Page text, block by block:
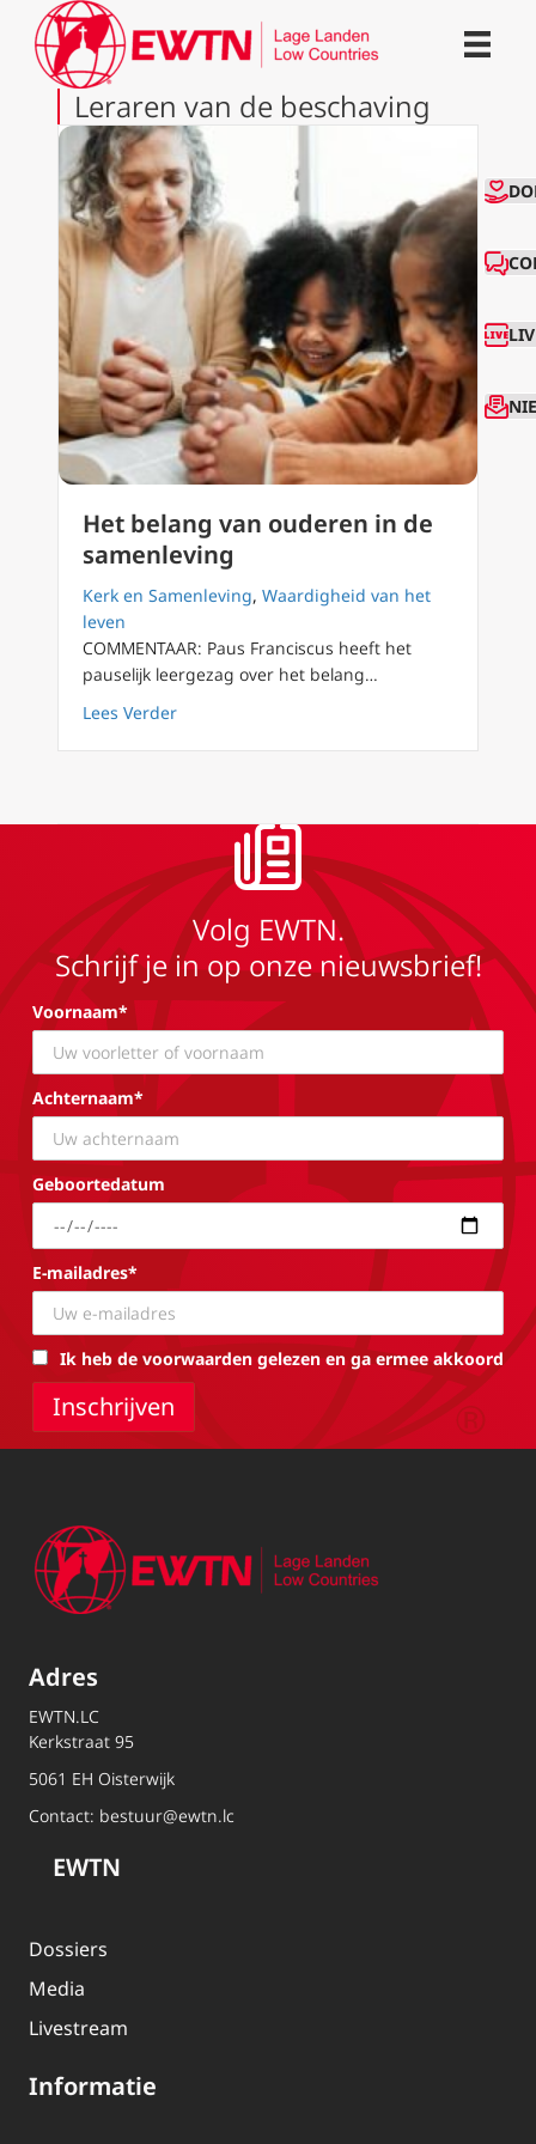
Leraren van de beschaving
Het belang van ouderen in de
samenleving
Kerk en Samenleving, Waardigheid van het
leven
COMMENTAAR: Paus Franciscus heeft het
pauselijk leergezag over het belang…
Lees Verderabout Het belang van ouderen in de
Volg EWTN.
Schrijf je in op onze nieuwsbrief!
Voornaam*
Achternaam*
Geboortedatum
E-mailadres*
Ik heb de voorwaarden gelezen en ga ermee akkoord
Adres
EWTN.LC
Kerkstraat 95
5061 EH Oisterwijk
Contact: bestuur@ewtn.lc
EWTN
Dossiers
Media
Livestream
Informatie